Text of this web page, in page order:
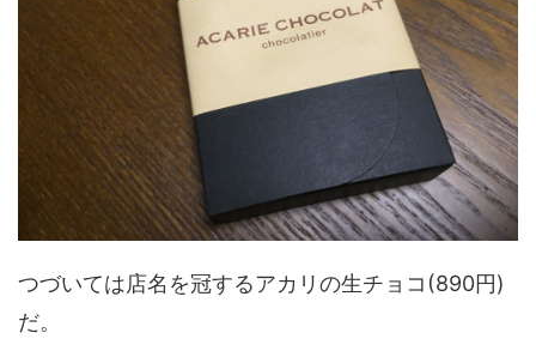
つづいては店名を冠するアカリの生チョコ(890円)
だ。